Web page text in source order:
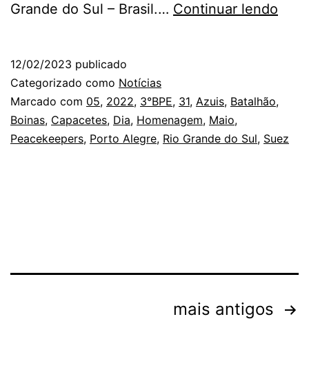
Grande do Sul – Brasil.… Continuar lendo
aos
–
12/02/2023 publicado
Categorizado como Notícias
Marcado com 05, 2022, 3°BPE, 31, Azuis, Batalhão,
Boinas, Capacetes, Dia, Homenagem, Maio,
Peacekeepers, Porto Alegre, Rio Grande do Sul, Suez
mais antigos